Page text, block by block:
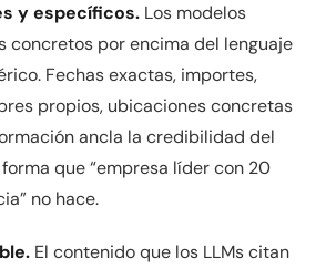
y específicos. Los modelos
concretos por encima del lenguaje
Fechas exactas, importes,
propios, ubicaciones concretas
ancla la credibilidad del
que “empresa líder con 20
no hace.
El contenido que los LLMs citan